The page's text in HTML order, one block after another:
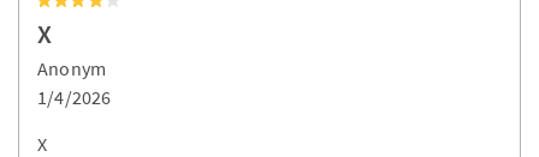
X
Anonym
1/4/2026
X